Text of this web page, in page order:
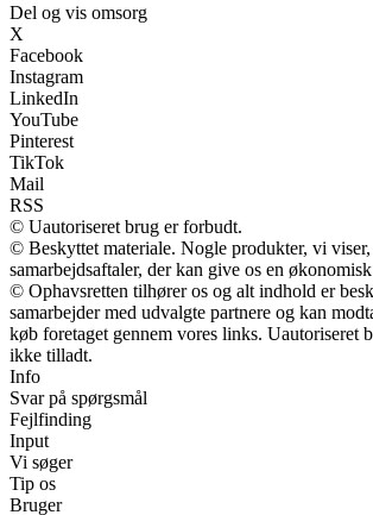
Del og vis omsorg
X
Facebook
Instagram
LinkedIn
YouTube
Pinterest
TikTok
Mail
RSS
© Uautoriseret brug er forbudt.
© Beskyttet materiale. Nogle produkter, vi
samarbejdsaftaler, der kan give os en
© Ophavsretten tilhører os og alt indhold er
samarbejder med udvalgte partnere og kan
køb foretaget gennem vores links. Uautoriseret
ikke tilladt.
Info
Svar på spørgsmål
Fejlfinding
Input
Vi søger
Tip os
Bruger